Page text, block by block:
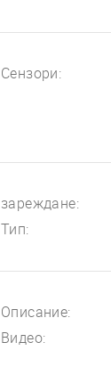
Сензори:
зареждане:
Тип:
Описание:
Видео: